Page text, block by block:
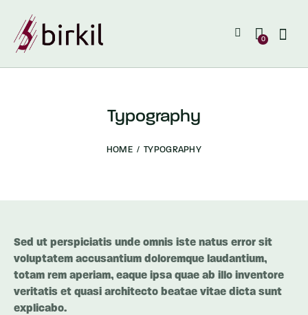
0
Typography
HOME TYPOGRAPHY
Sed ut perspiciatis unde omnis iste natus error sit
voluptatem accusantium doloremque laudantium,
totam rem aperiam, eaque ipsa quae ab illo inventore
veritatis et quasi architecto beatae vitae dicta sunt
explicabo.